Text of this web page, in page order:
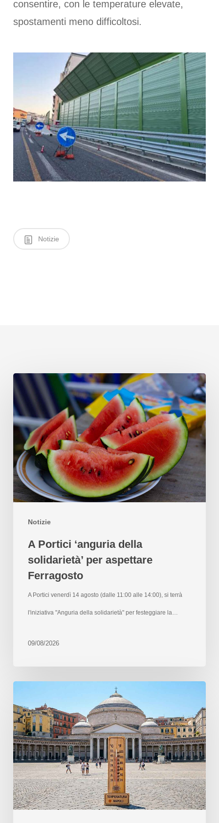
consentire, con le temperature elevate,
spostamenti meno difficoltosi.
Notizie
Notizie
A Portici ‘anguria della
solidarietà’ per aspettare
Ferragosto
A Portici venerdì 14 agosto (dalle 11:00 alle 14:00), si terrà
l'iniziativa "Anguria della solidarietà" per festeggiare la…
09/08/2026